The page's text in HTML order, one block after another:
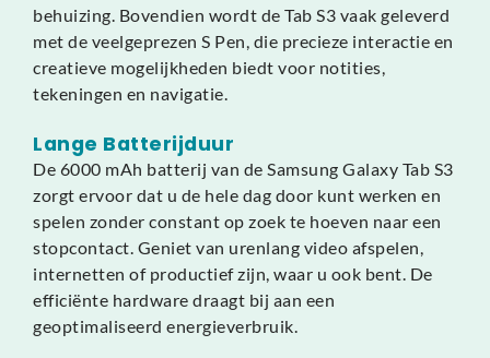
behuizing. Bovendien wordt de Tab S3 vaak geleverd
met de veelgeprezen S Pen, die precieze interactie en
creatieve mogelijkheden biedt voor notities,
tekeningen en navigatie.
Lange Batterijduur
De 6000 mAh batterij van de Samsung Galaxy Tab S3
zorgt ervoor dat u de hele dag door kunt werken en
spelen zonder constant op zoek te hoeven naar een
stopcontact. Geniet van urenlang video afspelen,
internetten of productief zijn, waar u ook bent. De
efficiënte hardware draagt bij aan een
geoptimaliseerd energieverbruik.